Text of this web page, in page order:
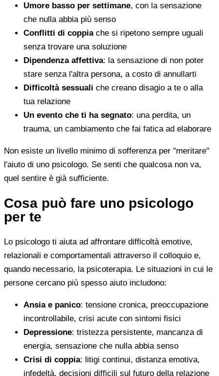
Umore basso per settimane, con la sensazione
che nulla abbia più senso
Conflitti di coppiache si ripetono sempre uguali
senza trovare una soluzione
Dipendenza affettiva: la sensazione di non poter
stare senza l'altra persona, a costo di annullarti
Difficoltà sessuali che creano disagio a te o alla
tua relazione
Un evento che ti ha segnato: una perdita, un
trauma, un cambiamento che fai fatica ad elaborare
Non esiste un livello minimo di sofferenza per "meritare"
l'aiuto di uno psicologo. Se senti che qualcosa non va,
quel sentire è già sufficiente.
Cosa può fare uno psicologo
per te
Lo psicologo ti aiuta ad affrontare difficoltà emotive,
relazionali e comportamentali attraverso il colloquio e,
quando necessario, la psicoterapia. Le situazioni in cui le
persone cercano più spesso aiuto includono:
Ansia e panico: tensione cronica, preoccupazione
incontrollabile, crisi acute con sintomi fisici
Depressione: tristezza persistente, mancanza di
energia, sensazione che nulla abbia senso
Crisi di coppia: litigi continui, distanza emotiva,
infedeltà, decisioni difficili sul futuro della relazione